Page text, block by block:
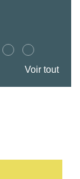
Voir tout